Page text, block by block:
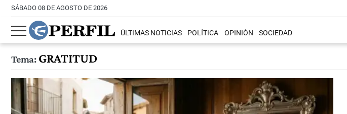
SÁBADO 08 DE AGOSTO DE 2026
ÚLTIMAS NOTICIAS POLÍTICA OPINIÓN SOCIEDAD
Tema:GRATITUD